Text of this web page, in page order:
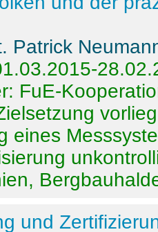
Patrick
FuE-
eines
und